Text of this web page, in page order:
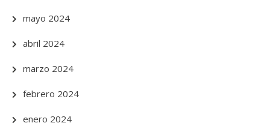
mayo 2024
abril 2024
marzo 2024
febrero 2024
enero 2024